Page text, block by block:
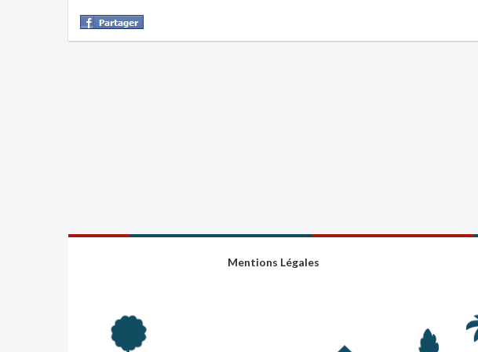
Mentions Légales